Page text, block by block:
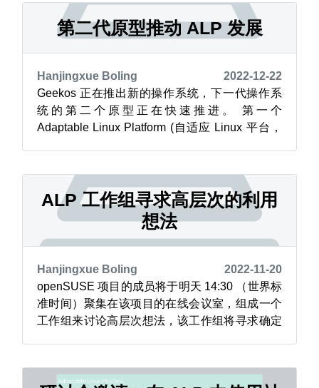
MicroOS、Tumbleweed、Leap、Open Build
Service、o...
第二代原型推动 ALP 发展
Hanjingxue Boling
2022-12-22
Geekos 正在推出新的操作系统，下一代操作系
统的第二个原型正在快速推进。 第一个
Adaptable Linux Platform (自适应 Linux 平台，
安全性和稳定性。 Punta Baretti...
ALP 工作组寻求高层次的利用
想法
Hanjingxue Boling
2022-11-20
openSUSE 项目的成员将于明天 14:30 （世界标
准时间）聚集在该项目的在线会议室，组成一个
工作组来讨论高层次想法，该工作组将寻求确定
因为 ALP 是完全公开开发的，因此我们可以在已